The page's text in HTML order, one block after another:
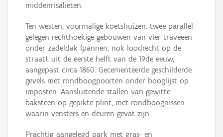
middenrisalieten.
Ten westen, voormalige koetshuizen: twee parallel
gelegen rechthoekige gebouwen van vier traveeën
onder zadeldak (pannen, nok loodrecht op de
straat), uit de eerste helft van de 19de eeuw,
aangepast circa 1860. Gecementeerde geschilderde
gevels met rondboogpoorten onder booglijst op
imposten. Aansluitende stallen van gewitte
baksteen op gepikte plint, met rondboognissen
waarin vensters en deuren gevat zijn.
Prachtig aangelegd park met gras- en